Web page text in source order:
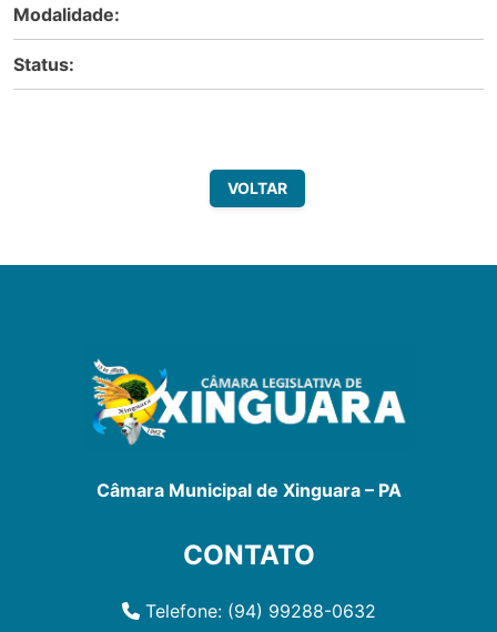
Modalidade:
Status:
VOLTAR
Câmara Municipal de Xinguara – PA
CONTATO
Telefone: (94) 99288-0632